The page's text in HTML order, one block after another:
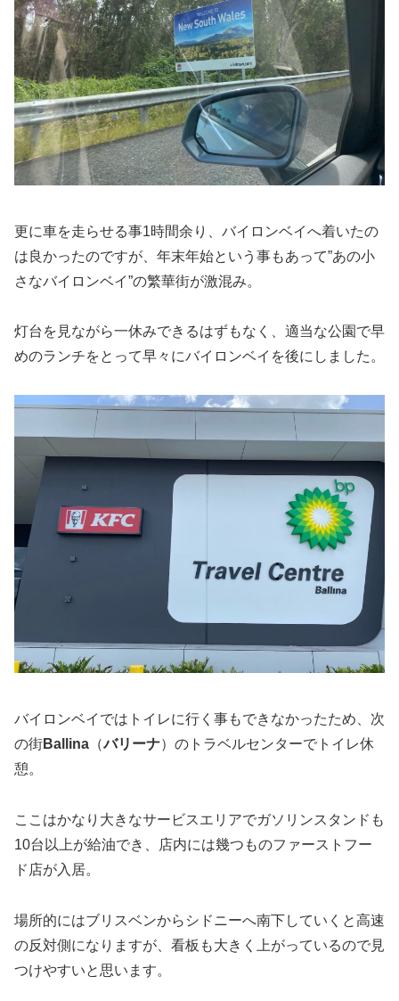
更に車を走らせる事1時間余り、バイロンベイへ着いたの
は良かったのですが、年末年始という事もあって”あの小
さなバイロンベイ”の繁華街が激混み。
灯台を見ながら一休みできるはずもなく、適当な公園で早
めのランチをとって早々にバイロンベイを後にしました。
バイロンベイではトイレに行く事もできなかったため、次
の街Ballina （バリーナ）のトラベルセンターでトイレ休
憩。
ここはかなり大きなサービスエリアでガソリンスタンドも
10台以上が給油でき、店内には幾つものファーストフー
ド店が入居。
場所的にはブリスベンからシドニーへ南下していくと高速
の反対側になりますが、看板も大きく上がっているので見
つけやすいと思います。